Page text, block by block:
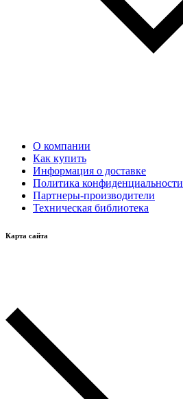
О компании
Как купить
Информация о доставке
Политика конфиденциальности
Партнеры-производители
Техническая библиотека
Карта сайта